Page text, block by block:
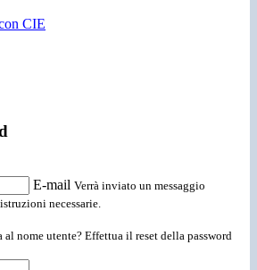
CIE
E-mail Verrà inviato un messaggio
necessarie.
al nome utente? Effettua il reset della password